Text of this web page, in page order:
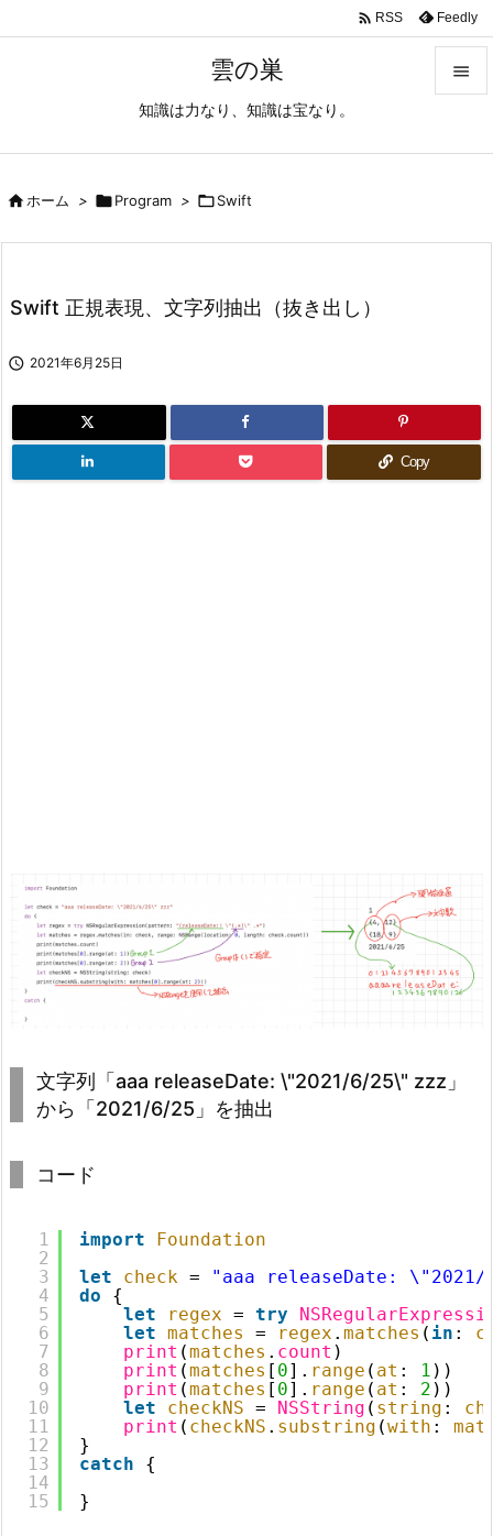
雲の巣
知識は力なり、知識は宝なり。

 RSS Feedly
ホーム > Program > Swift
Swift 正規表現、文字列抽出（抜き出し）
 2021年6月25日
Copy
文字列「aaa releaseDate: \"2021/6/25\" zzz」
から「2021/6/25」を抽出
コード
1
2
3
4
5
6
7
8
9
10
11
12
13
14
15
import
Foundation
let
check =
"aaa releaseDate:
do
{
let
regex = try
let matches = regex . matches ( in :
print (matches . count )
print (matches [ 0]. range ( at : 1 ))
print (matches [ 0]. range ( at : 2 ))
let
checkNS = NSString ( string :
print ( checkNS . substring (with :
}
catch
{
}